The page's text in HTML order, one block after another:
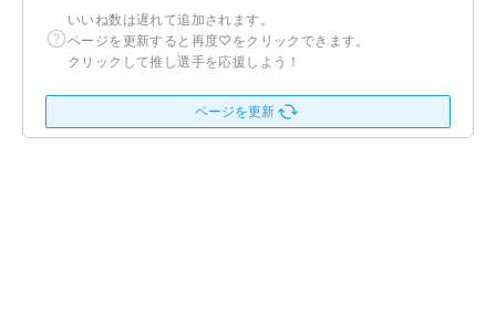
いいね数は遅れて追加されます。
ページを更新すると再度♡をクリックできます。
クリックして推し選手を応援しよう！
ページを更新